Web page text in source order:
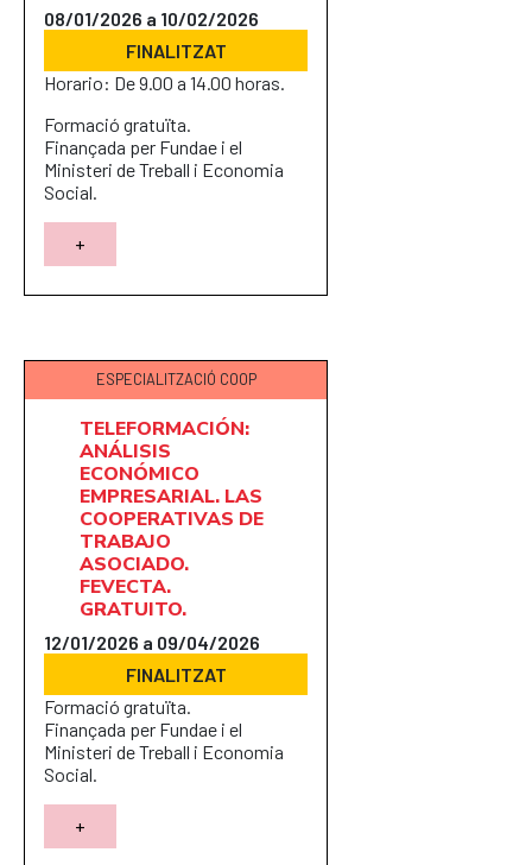
08/01/2026 a 10/02/2026
FINALITZAT
Horario: De 9.00 a 14.00 horas.
Formació gratuïta.
Finançada per Fundae i el
Ministeri de Treball i Economia
Social.
+
ESPECIALITZACIÓ COOP
TELEFORMACIÓN:
ANÁLISIS
ECONÓMICO
EMPRESARIAL. LAS
COOPERATIVAS DE
TRABAJO
ASOCIADO.
FEVECTA.
GRATUITO.
12/01/2026 a 09/04/2026
FINALITZAT
Formació gratuïta.
Finançada per Fundae i el
Ministeri de Treball i Economia
Social.
+